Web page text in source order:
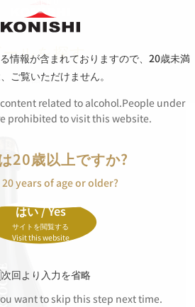
情報が含まれておりますので、 20歳未満
ご覧いただけません。
related to alcohol.People under
prohibited to visit this website.
20歳以上ですか?
years of age or older?
はい / Yes
サイトを閲覧する
Visit this website
次回より入力を省略
want to skip this step next time.
ルを探す
商品詳細